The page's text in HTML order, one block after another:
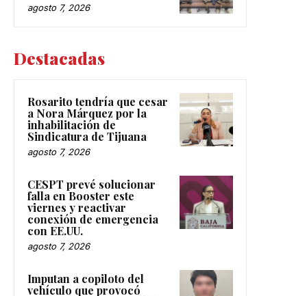
agosto 7, 2026
Destacadas
Rosarito tendría que cesar
a Nora Márquez por la
inhabilitación de
Sindicatura de Tijuana
agosto 7, 2026
CESPT prevé solucionar
falla en Booster este
viernes y reactivar
conexión de emergencia
con EE.UU.
agosto 7, 2026
Imputan a copiloto del
vehículo que provocó